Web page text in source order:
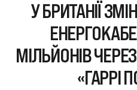
У БРИТАНІЇ
МІЛЬЙОНІВ
«ГАРРІ